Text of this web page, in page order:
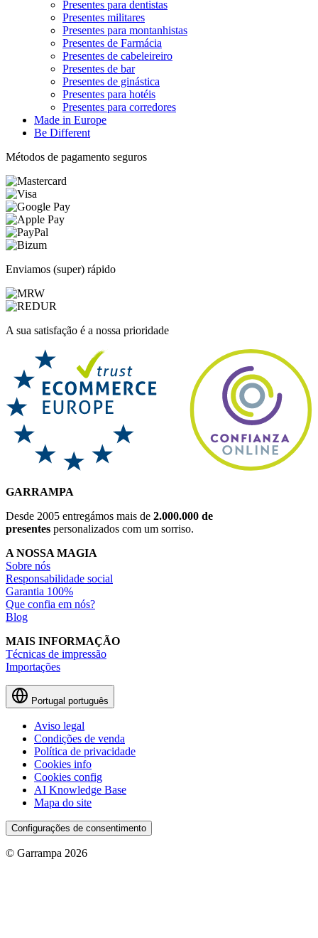
Presentes para dentistas
Presentes militares
Presentes para montanhistas
Presentes de Farmácia
Presentes de cabeleireiro
Presentes de bar
Presentes de ginástica
Presentes para hotéis
Presentes para corredores
Made in Europe
Be Different
Métodos de pagamento seguros
Enviamos (super) rápido
A sua satisfação é a nossa prioridade
GARRAMPA
Desde 2005 entregámos mais de 2.000.000 de
presentes personalizados com um sorriso.
A NOSSA MAGIA
Sobre nós
Responsabilidade social
Garantia 100%
Que confia em nós?
Blog
MAIS INFORMAÇÃO
Técnicas de impressão
Importações
Portugal português
Aviso legal
Condições de venda
Política de privacidade
Cookies info
Cookies config
AI Knowledge Base
Mapa do site
Configurações de consentimento
© Garrampa 2026